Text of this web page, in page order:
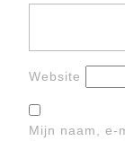
Website
Mijn naam, e-